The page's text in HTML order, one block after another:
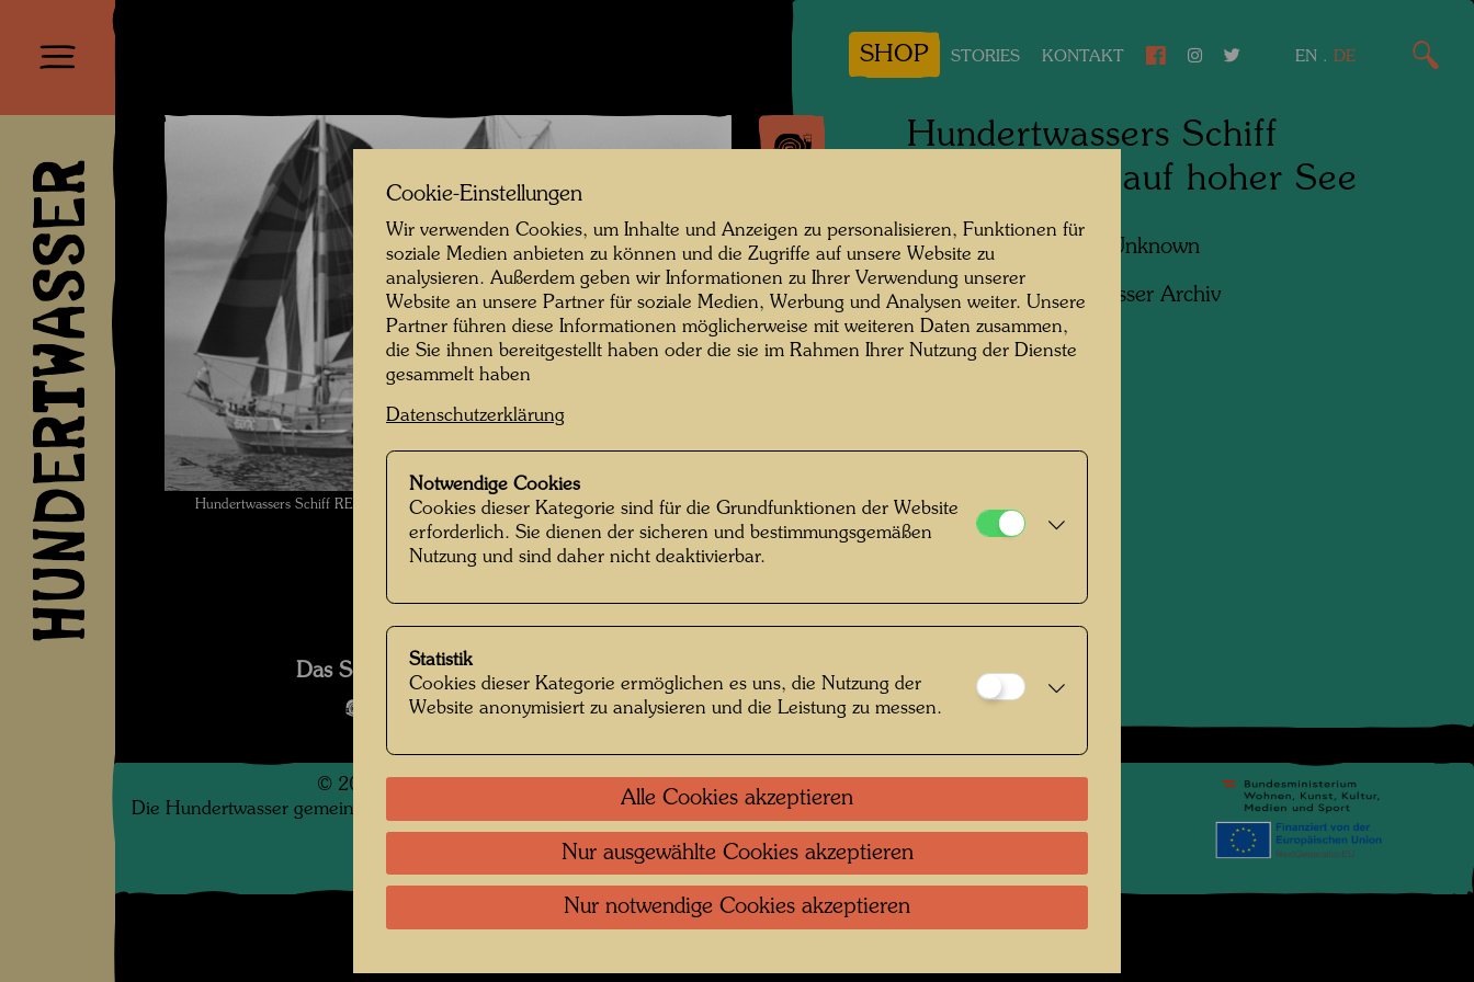
HUNDERTWASSER
SHOP STORIES KONTAKT EN . DE
Hundertwassers Schiff REGENTAG auf hoher See , Fotograf: Unbekannt Unknown ©
Hundertwasser Archiv
Das Schiff Regentag 1968-1999
Bildergalerie öffnen
Hundertwassers Schiff
REGENTAG auf hoher See
Fotograf:Unbekannt Unknown
Copyright:Hundertwasser Archiv
© 2026
Die Hundertwasser gemeinnützige Privatstiftung Wien
Kontakt Datenschutz
Nutzungsbedingungen
Cookie-Einstellungen
Wir verwenden Cookies, um Inhalte und Anzeigen zu personalisieren, Funktionen für
soziale Medien anbieten zu können und die Zugriffe auf unsere Website zu
analysieren. Außerdem geben wir Informationen zu Ihrer Verwendung unserer
Website an unsere Partner für soziale Medien, Werbung und Analysen weiter. Unsere
Partner führen diese Informationen möglicherweise mit weiteren Daten zusammen,
die Sie ihnen bereitgestellt haben oder die sie im Rahmen Ihrer Nutzung der Dienste
gesammelt haben
Datenschutzerklärung
Notwendige Cookies
Cookies dieser Kategorie sind für die Grundfunktionen der Website
erforderlich. Sie dienen der sicheren und bestimmungsgemäßen
Nutzung und sind daher nicht deaktivierbar.
Statistik
Cookies dieser Kategorie ermöglichen es uns, die Nutzung der
Website anonymisiert zu analysieren und die Leistung zu messen.
Alle Cookies akzeptieren
Nur ausgewählte Cookies akzeptieren
Nur notwendige Cookies akzeptieren